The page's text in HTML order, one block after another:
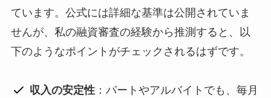
ています。公式には詳細な基準は公開されていま
せんが、私の融資審査の経験から推測すると、以
下のようなポイントがチェックされるはずです。
収入の安定性 ：パートやアルバイトでも、毎月